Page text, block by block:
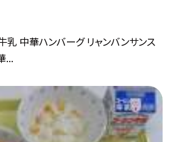
中華ハンバーグ リャンバンサンス
...